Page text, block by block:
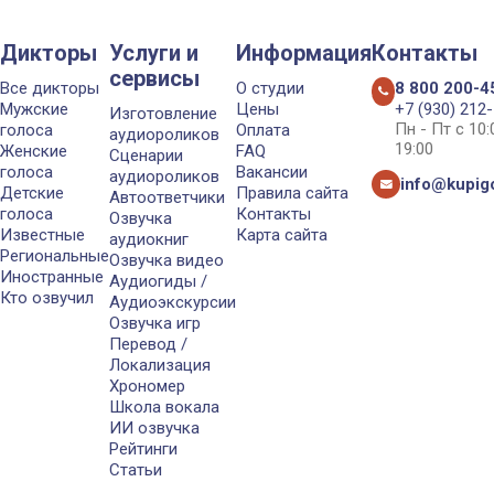
Дикторы
Все дикторы
Мужские
голоса
Женские
голоса
Детские
голоса
Известные
Региональные
Иностранные
Кто озвучил
Услуги и
сервисы
Изготовление
аудиороликов
Сценарии
аудиороликов
Автоответчики
Озвучка
аудиокниг
Озвучка видео
Аудиогиды /
Аудиоэкскурсии
Озвучка игр
Перевод /
Локализация
Хрономер
Школа вокала
ИИ озвучка
Рейтинги
Статьи
Информация
О студии
Цены
Оплата
FAQ
Вакансии
Правила сайта
Контакты
Карта сайта
Контакты
8 800 200-
+7 (930)
Пн - Пт с
19:00